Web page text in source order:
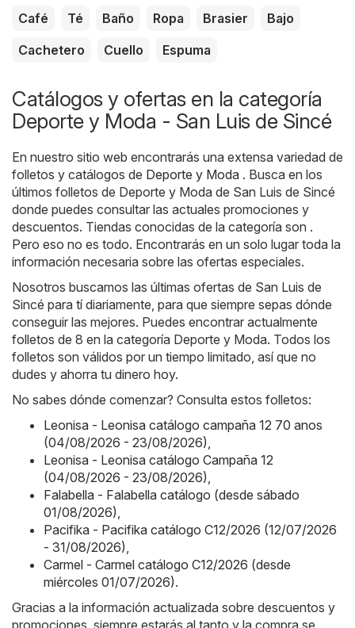
Café Té Baño Ropa Brasier
Bajo
Cachetero
Cuello Espuma
Catálogos y ofertas en la categoría
Deporte y Moda - San Luis de Sincé
En nuestro sitio web encontrarás una extensa variedad de
folletos y catálogos de Deporte y Moda . Busca en los
últimos folletos de Deporte y Moda de San Luis de Sincé
donde puedes consultar las actuales promociones y
descuentos. Tiendas conocidas de la categoría son .
Pero eso no es todo. Encontrarás en un solo lugar toda la
información necesaria sobre las ofertas especiales.
Nosotros buscamos las últimas ofertas de San Luis de
Sincé para tí diariamente, para que siempre sepas dónde
conseguir las mejores. Puedes encontrar actualmente
folletos de 8 en la categoría Deporte y Moda. Todos los
folletos son válidos por un tiempo limitado, así que no
dudes y ahorra tu dinero hoy.
No sabes dónde comenzar? Consulta estos folletos:
Leonisa - Leonisa catálogo campaña 12 70 anos
(04/08/2026 - 23/08/2026),
Leonisa - Leonisa catálogo Campaña 12
(04/08/2026 - 23/08/2026),
Falabella - Falabella catálogo (desde sábado
01/08/2026),
Pacifika - Pacifika catálogo C12/2026 (12/07/2026
- 31/08/2026),
Carmel - Carmel catálogo C12/2026 (desde
miércoles 01/07/2026).
Gracias a la información actualizada sobre descuentos y